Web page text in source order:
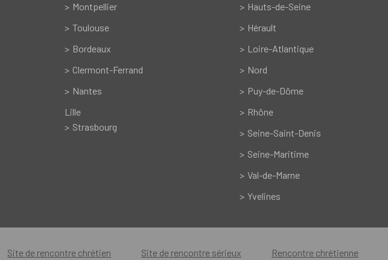
Montpellier
Toulouse
Bordeaux
Clermont-Ferrand
Nantes
Lille
Strasbourg
Hauts-de-Seine
Hérault
Loire-Atlantique
Nord
Puy-de-Dôme
Rhône
Seine-Saint-Denis
Seine-Maritime
Val-de-Marne
Yvelines
Site de rencontre chrétien Site de rencontre sérieux Rencontre chrétienne